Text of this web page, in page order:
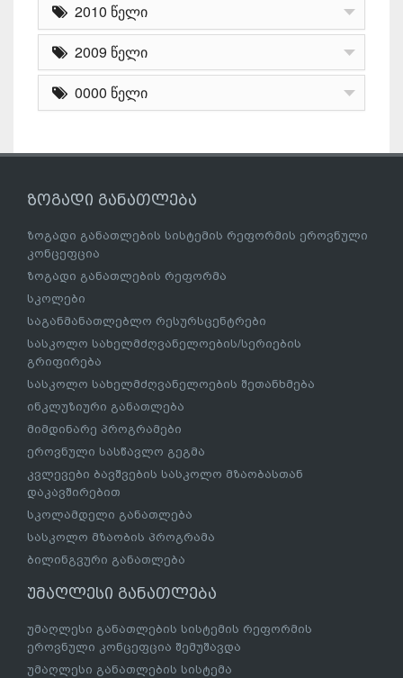
2010 წელი
2009 წელი
0000 წელი
ზოგადი განათლება
ზოგადი განათლების სისტემის რეფორმის ეროვნული
კონცეფცია
ზოგადი განათლების რეფორმა
სკოლები
საგანმანათლებლო რესურსცენტრები
სასკოლო სახელმძღვანელოების/სერიების
გრიფირება
სასკოლო სახელმძღვანელოების შეთანხმება
ინკლუზიური განათლება
მიმდინარე პროგრამები
ეროვნული სასწავლო გეგმა
კვლევები ბავშვების სასკოლო მზაობასთან
დაკავშირებით
სკოლამდელი განათლება
სასკოლო მზაობის პროგრამა
ბილინგვური განათლება
უმაღლესი განათლება
უმაღლესი განათლების სისტემის რეფორმის
ეროვნული კონცეფცია შემუშავდა
უმაღლესი განათლების სისტემა